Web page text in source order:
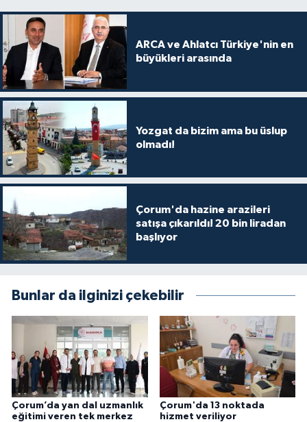
ARCA ve Ahlatcı Türkiye'nin en
büyükleri arasında
Yozgat da bizim ama bu üslup
olmadı!
Çorum'da hazine arazileri
satışa çıkarıldı! 20 bin liradan
başlıyor
Bunlar da ilginizi çekebilir
Çorum’da yan dal uzmanlık
eğitimi veren tek merkez
Çorum'da 13 noktada
hizmet veriliyor